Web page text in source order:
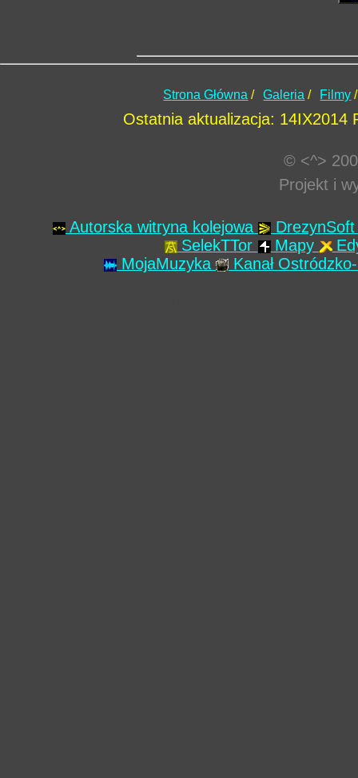
Strona Główna / Galeria / Filmy /
Ostatnia aktualizacja: 14IX2014
© <^>
Projekt i
Autorska witryna kolejowa
SelekTTor
Mapy
MojaMuzyka
Kanał